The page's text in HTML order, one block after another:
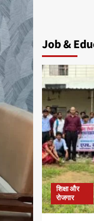
Job &
शिक्षा और
रोजगार